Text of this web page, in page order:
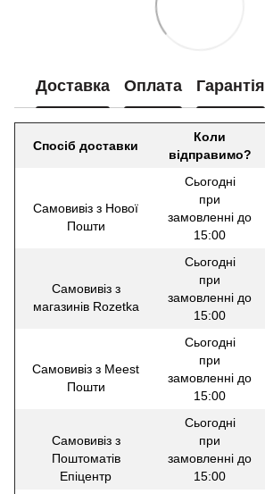
Доставка Оплата Гарантія
Спосіб доставки
Коли
відправимо?
Самовивіз з Нової
Пошти
Сьогодні
при
замовленні до
15:00
Самовивіз з
магазинів Rozetka
Сьогодні
при
замовленні до
15:00
Самовивіз з Meest
Пошти
Сьогодні
при
замовленні до
15:00
Самовивіз з
Поштоматів
Епіцентр
Сьогодні
при
замовленні до
15:00